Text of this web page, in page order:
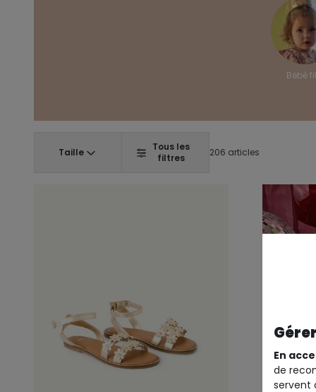
Bébé
Taille
Tous les
filtres
206 articles
En
de
servent